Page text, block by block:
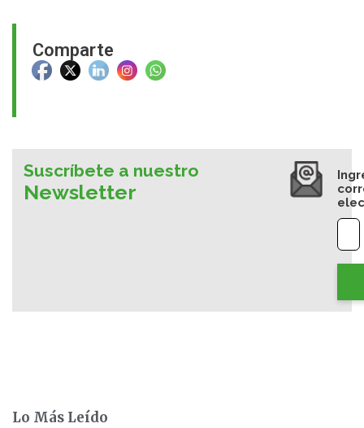
Comparte
Suscríbete a nuestro
Newsletter
Lo Más Leído